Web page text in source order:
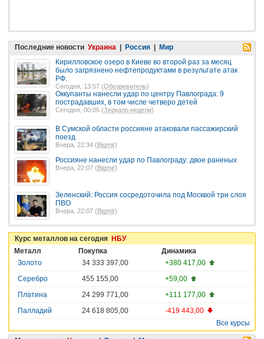
Последние новости Украина Россия
Мир
Кирилловское озеро в Киеве во второй раз за месяц
было загрязнено нефтепродуктами в результате атак
РФ.
Сегодня, 13:57 (Обозреватель)
Оккупанты нанесли удар по центру Павлограда: 9
пострадавших, в том числе четверо детей
Сегодня, 00:05 (Зеркало недели)
В Сумской области россияне атаковали пассажирский
поезд
Вчера, 22:34 (Bigmir)
Россияне нанесли удар по Павлограду: двое раненых
Вчера, 22:07 (Bigmir)
Зеленский: Россия сосредоточила под Москвой три слоя
ПВО
Вчера, 22:07 (Bigmir)
Курс металлов на сегодня НБУ
Металл
Покупка
Динамика
Золото
34 333 397,00
+380 417,00
Серебро
455 155,00
+59,00
Платина
24 299 771,00
+111 177,00
Палладий
24 618 805,00
-419 443,00
Все курсы